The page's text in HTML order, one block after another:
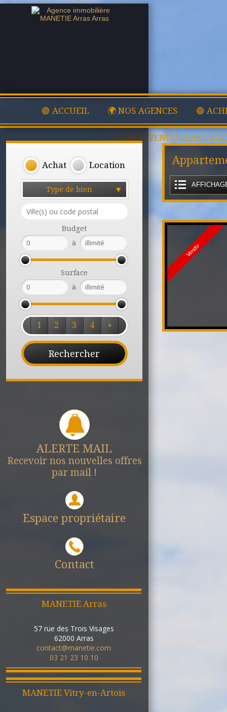
🟢 ACCUEIL 🌍 NOS AGENCES 🟢
✅ BIENS VENDUS PAR
Achat Location
Type de bien
Budget
à
Surface
à
1 2 3 4 +
ALERTE MAIL
Recevoir nos nouvelles offres
par mail !
Espace propriétaire
Contact
MANETIE Arras
57 rue des Trois Visages
62000 Arras
contact@manetie.com
03 21 23 10 10
MANETIE Vitry-en-Artois
Vendu